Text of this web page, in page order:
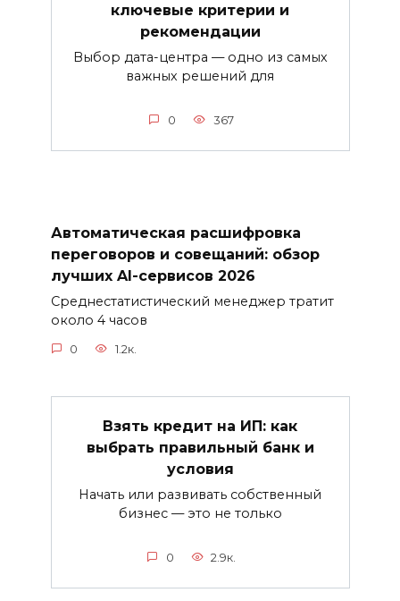
ключевые критерии и
рекомендации
Выбор дата-центра — одно из самых
важных решений для
0 367
Автоматическая расшифровка
переговоров и совещаний: обзор
лучших AI-сервисов 2026
Среднестатистический менеджер тратит
около 4 часов
0 1.2к.
Взять кредит на ИП: как
выбрать правильный банк и
условия
Начать или развивать собственный
бизнес — это не только
0 2.9к.